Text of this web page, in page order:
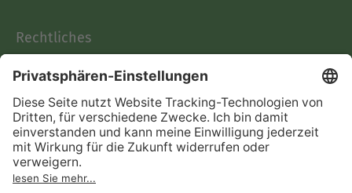
Rechtliches
AGB
Informationen nach Data
Act
Verträge hier kündigen
Impressum